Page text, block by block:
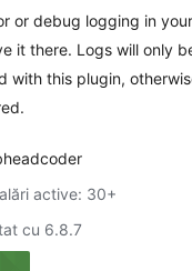
or debug logging in
it there. Logs will only
with this plugin,
active: 30+
cu 6.8.7